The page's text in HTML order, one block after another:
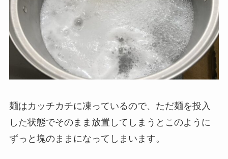
麺はカッチカチに凍っているので、ただ麺を投入
した状態でそのまま放置してしまうとこのように
ずっと塊のままになってしまいます。